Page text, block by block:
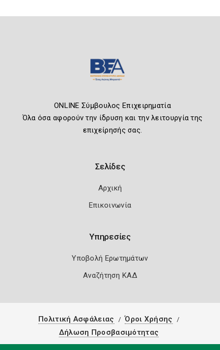
ONLINE Σύμβουλος Επιχειρηματία
Όλα όσα αφορούν την ίδρυση και την λειτουργία της
επιχείρησής σας.
Σελίδες
Αρχική
Επικοινωνία
Υπηρεσίες
Υποβολή Ερωτημάτων
Αναζήτηση ΚΑΔ
Πολιτική Ασφάλειας
Όροι Χρήσης
Δήλωση Προσβασιμότητας